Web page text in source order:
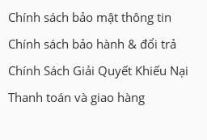
Chính sách bảo mật thông tin
Chính sách bảo hành & đổi trả
Chính Sách Giải Quyết Khiếu Nại
Thanh toán và giao hàng